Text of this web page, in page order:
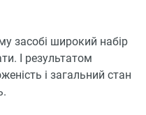
засобі широкий набір
І результатом
і загальний стан